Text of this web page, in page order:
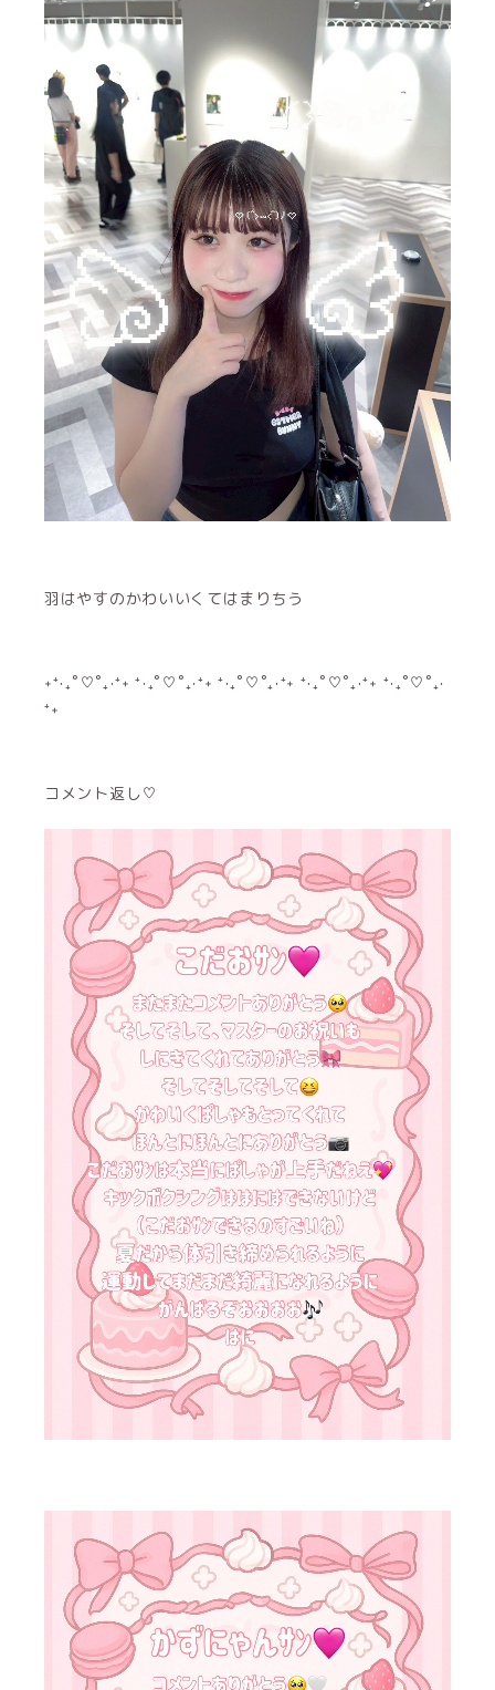
羽はやすのかわいいくてはまりちう
˖⁺‧₊˚♡˚₊‧⁺˖ ⁺‧₊˚♡˚₊‧⁺˖ ⁺‧₊˚♡˚₊‧⁺˖ ⁺‧₊˚♡˚₊‧⁺˖ ⁺‧₊˚♡˚₊‧
⁺˖
コメント返し♡